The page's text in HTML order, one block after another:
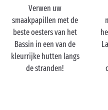
einde van de wereld, en dat zet
het dagdromen.
Verwen uw
smaakpapillen met de
beste oesters van het
Bassin in een van de
kleurrijke hutten langs
de stranden!